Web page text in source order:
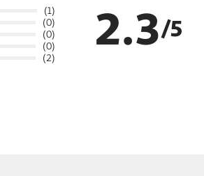
(1)
(0)
(0)
(0)
(2)
2.3/5